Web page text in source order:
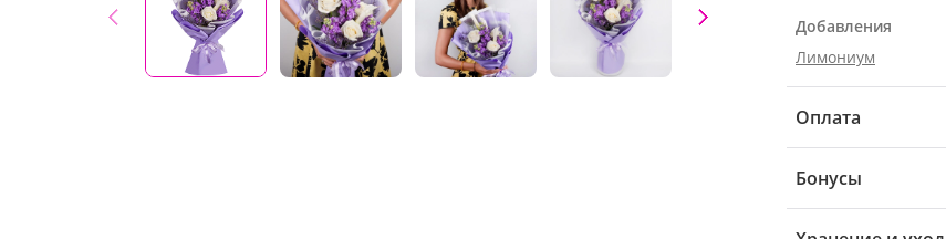
Добавления
Лимониум
Оплата
Бонусы